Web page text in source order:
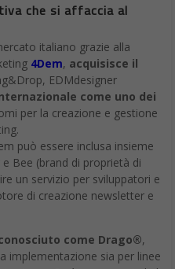
che si affaccia al
italiano grazie alla
4Dem, acquisisce il
EDMdesigner
come uno dei
per la creazione e gestione
può essere inclusa insieme
Bee (brand di proprietà di
un servizio per sviluppatori e
di creazione newsletter e
come Drago®,
implementazione sia per linee